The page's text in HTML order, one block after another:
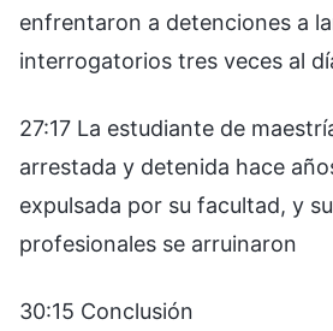
enfrentaron a detenciones a
interrogatorios tres veces al
27:17 La estudiante de
arrestada y detenida hace
expulsada por su facultad, y
profesionales se arruinaron
30:15 Conclusión